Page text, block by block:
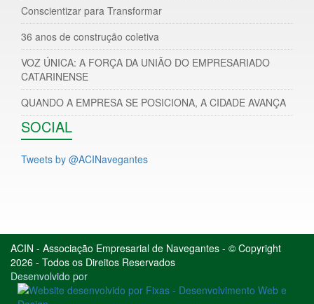
Conscientizar para Transformar
36 anos de construção coletiva
VOZ ÚNICA: A FORÇA DA UNIÃO DO EMPRESARIADO
CATARINENSE
QUANDO A EMPRESA SE POSICIONA, A CIDADE AVANÇA
SOCIAL
Tweets by @ACINavegantes
ACIN - Associação Empresarial de Navegantes - © Copyright
2026 - Todos os Direitos Reservados
Desenvolvido por